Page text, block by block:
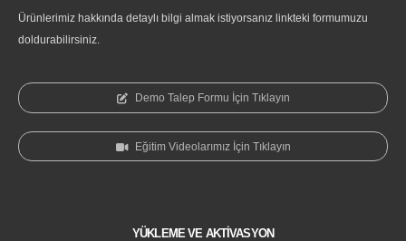
Ürünlerimiz hakkında detaylı bilgi almak istiyorsanız linkteki formumuzu
doldurabilirsiniz.
Demo Talep Formu İçin Tıklayın
Eğitim Videolarımız İçin Tıklayın
YÜKLEME VE AKTİVASYON